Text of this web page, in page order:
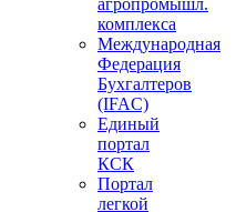
комплекса
Международная
Федерация
Бухгалтеров
(IFAC)
Единый
портал
КСК
Портал
легкой